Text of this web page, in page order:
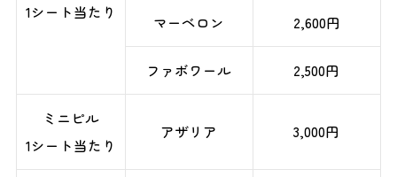
1シート当たり
マーベロン 2,600円
ファボワール 2,500円
ミニピル
1シート当たり
アザリア 3,000円